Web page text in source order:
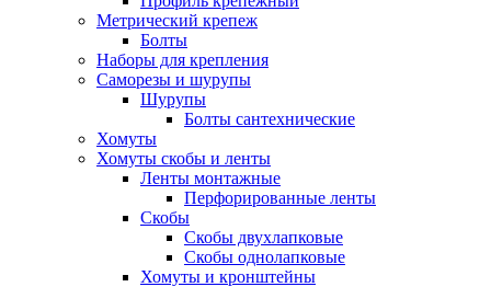
Метрический крепеж
Болты
Наборы для крепления
Саморезы и шурупы
Шурупы
Болты сантехнические
Хомуты
Хомуты скобы и ленты
Ленты монтажные
Перфорированные ленты
Скобы
Скобы двухлапковые
Скобы однолапковые
Хомуты и кронштейны